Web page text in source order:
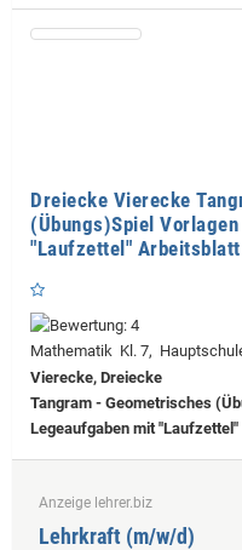
Dreiecke Vierecke
(Übungs)Spiel
"Laufzettel" Arbeitsblatt
Mathematik Kl. 7,
Vierecke, Dreiecke
Tangram - Geometrisches
Legeaufgaben mit "Laufzettel"
Anzeige lehrer.biz
Lehrkraft (m/w/d)